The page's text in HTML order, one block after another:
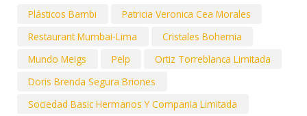
Plásticos Bambi
Patricia Veronica Cea Morales
Restaurant Mumbai-Lima
Cristales Bohemia
Mundo Meigs
Pelp
Ortiz Torreblanca Limitada
Doris Brenda Segura Briones
Sociedad Basic Hermanos Y Compania Limitada